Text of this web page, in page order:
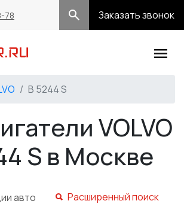
78 Заказать звонок
B 5244 S
VOLVO
S в Москве
авто
Расширенный поиск